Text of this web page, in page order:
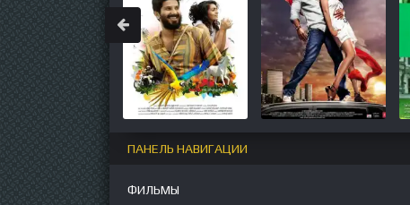
ПАНЕЛЬ НАВИГАЦИИ
ФИЛЬМЫ